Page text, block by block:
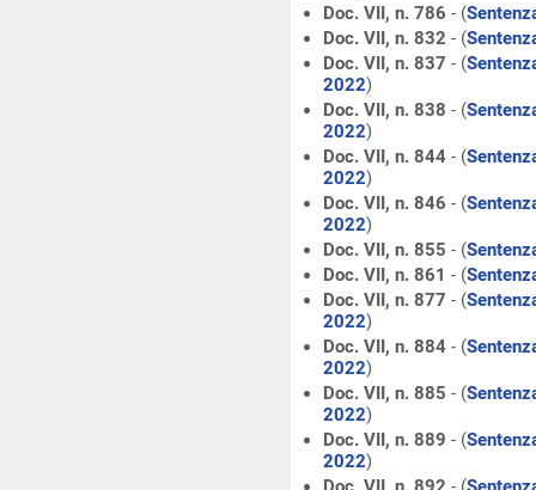
Doc. VII, n. 786 - (
Doc. VII, n. 832 - (
Doc. VII, n. 837 - (
2022)
Doc. VII, n. 838 - (
2022)
Doc. VII, n. 844- (
2022)
Doc. VII, n. 846 - (
2022)
Doc. VII, n. 855 - (
Doc. VII, n. 861 - (
Doc. VII, n. 877 - (
2022)
Doc. VII, n. 884- (
2022)
Doc. VII, n. 885 - (
2022)
Doc. VII, n. 889 - (
2022)